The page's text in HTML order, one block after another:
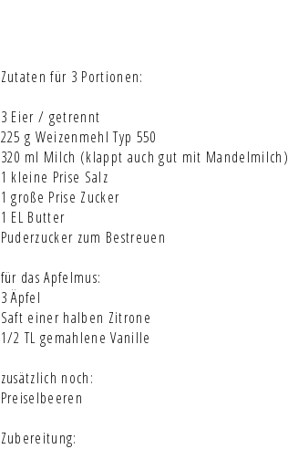
Zutaten für 3 Portionen:
3 Eier / getrennt
225 g Weizenmehl Typ 550
320 ml Milch (klappt auch gut mit Mandelmilch)
1 kleine Prise Salz
1 große Prise Zucker
1 EL Butter
Puderzucker zum Bestreuen
für das Apfelmus:
3 Äpfel
Saft einer halben Zitrone
1/2 TL gemahlene Vanille
zusätzlich noch:
Preiselbeeren
Zubereitung: